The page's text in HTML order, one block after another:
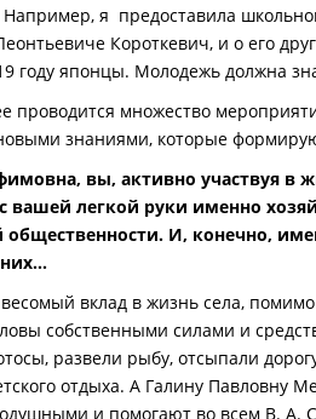
Например, я предоставила
Короткевич, и о его
году японцы. Молодежь должна
проводится множество
знаниями, которые
вы, активно участвуя в
вашей легкой руки именно
общественности. И, конечно,
них…
вклад в жизнь села,
собственными силами и
развели рыбу, отсыпали
отдыха. А Галину Павловну
и помогают во всем В. А.